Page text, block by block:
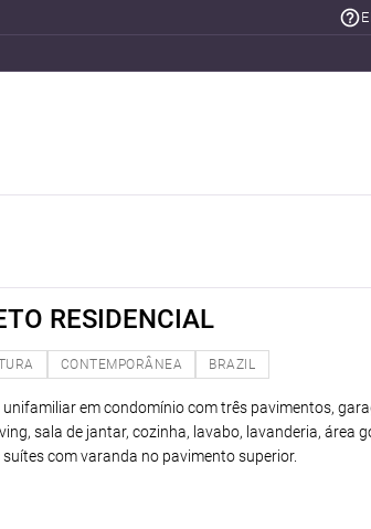
RESIDENCIAL
CONTEMPORÂNEA BRAZIL
unifamiliar em condomínio com três pavimentos,
sala de jantar, cozinha, lavabo, lavanderia, área
com varanda no pavimento superior.